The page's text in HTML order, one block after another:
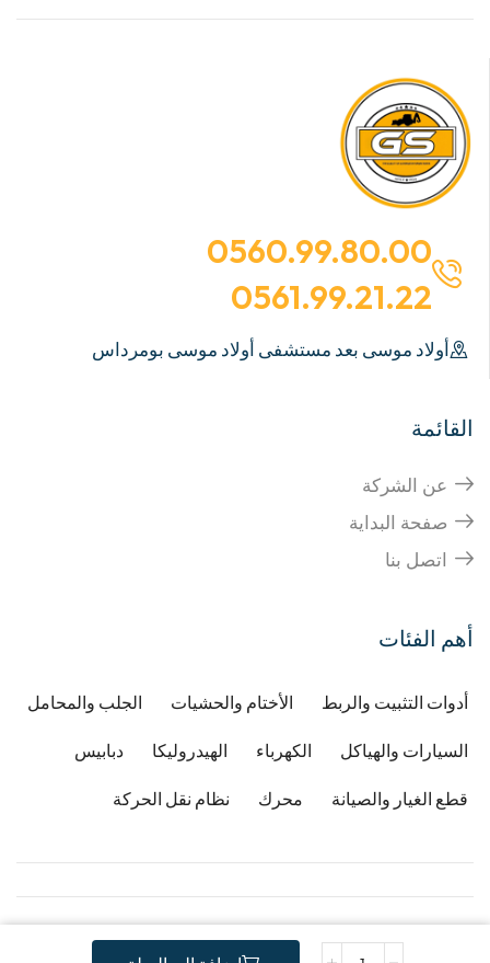
0560.99.80.00
0561.99.21.22
أولاد موسى بعد مستشفى أولاد موسى بومرداس
القائمة
عن الشركة
صفحة البداية
اتصل بنا
أهم الفئات
أدوات التثبيت والربط الأختام والحشيات الجلب والمحامل
السيارات والهياكل الكهرباء الهيدروليكا دبابيس
قطع الغيار والصيانة محرك نظام نقل الحركة
Copyright © 2026Developped by Djafri idir